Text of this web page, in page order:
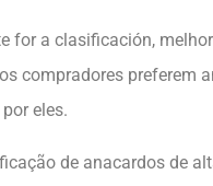
for a clasificación,
compradores preferem
eles.
de anacardos de